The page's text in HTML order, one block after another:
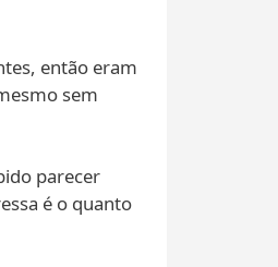
então eram
sem
parecer
é o quanto